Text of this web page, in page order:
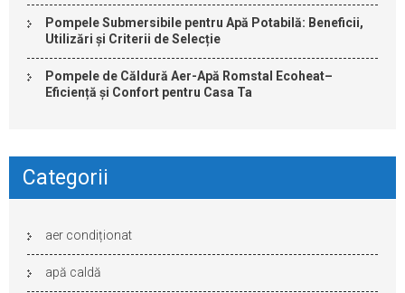
Pompele Submersibile pentru Apă Potabilă: Beneficii,
Utilizări și Criterii de Selecție
Pompele de Căldură Aer-Apă Romstal Ecoheat–
Eficiență și Confort pentru Casa Ta
Categorii
aer condiționat
apă caldă